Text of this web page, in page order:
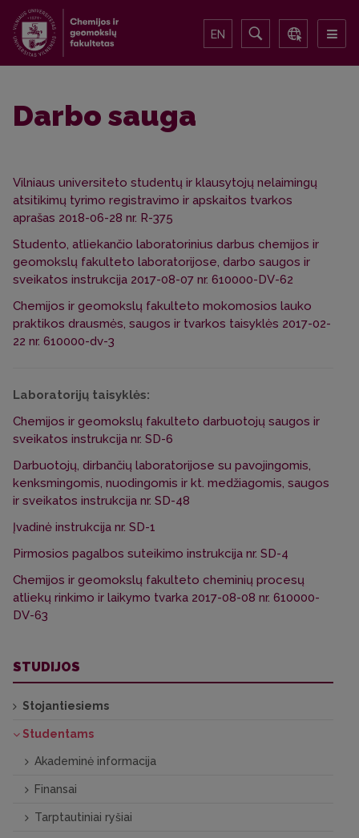
EN
Darbo sauga
Vilniaus universiteto studentų ir klausytojų nelaimingų
atsitikimų tyrimo registravimo ir apskaitos tvarkos
aprašas 2018-06-28 nr. R-375
Studento, atliekančio laboratorinius darbus chemijos ir
geomokslų fakulteto laboratorijose, darbo saugos ir
sveikatos instrukcija 2017-08-07 nr. 610000-DV-62
Chemijos ir geomokslų fakulteto mokomosios lauko
praktikos drausmės, saugos ir tvarkos taisyklės 2017-02-
22 nr. 610000-dv-3
Laboratorijų taisyklės:
Chemijos ir geomokslų fakulteto darbuotojų saugos ir
sveikatos instrukcija nr. SD-6
Darbuotojų, dirbančių laboratorijose su pavojingomis,
kenksmingomis, nuodingomis ir kt. medžiagomis, saugos
ir sveikatos instrukcija nr. SD-48
Įvadinė instrukcija nr. SD-1
Pirmosios pagalbos suteikimo instrukcija nr. SD-4
Chemijos ir geomokslų fakulteto cheminių procesų
atliekų rinkimo ir laikymo tvarka 2017-08-08 nr. 610000-
DV-63
STUDIJOS
Stojantiesiems
Studentams
Akademinė informacija
Finansai
Tarptautiniai ryšiai